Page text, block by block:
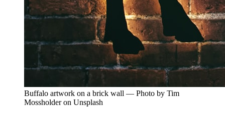
Buffalo artwork on a brick wall — Photo by Tim
Mossholder on Unsplash